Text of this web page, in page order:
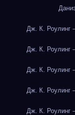
Дж. К. Роулинг
Дж. К. Роулинг
Дж. К. Роулинг
Дж. К. Роулинг
Дж. К. Роулинг